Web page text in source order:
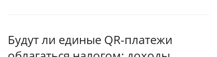
Будут ли единые QR-платежи